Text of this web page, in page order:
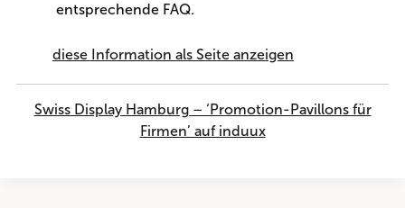
entsprechende FAQ.
diese Information als Seite anzeigen
Swiss Display Hamburg – ‘Promotion-Pavillons für
Firmen’ auf induux